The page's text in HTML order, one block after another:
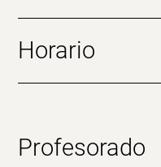
Horario
Profesorado